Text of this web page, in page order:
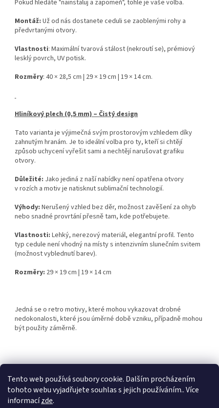
Tento web používá soubory cookie. Dalším procházením
tohoto webu vyjadřujete souhlas s jejich používáním.. Více
informacízde.
Pokud hledáte "nainstaluj a zapomeň", tohle je vaše volba.
Montáž: Už od nás dostanete ceduli se zaoblenými rohy a
předvrtanými otvory.
Vlastnosti: Maximální tvarová stálost (nekroutí se), prémiový
lesklý povrch, UV potisk.
Rozměry: 40 × 28,5 cm | 29 × 19 cm | 19 × 14 cm.
Hliníkový plech (0,5 mm) – Čistý design
Tato varianta je výjimečná svým prostorovým vzhledem díky
zahnutým hranám. Je to ideální volba pro ty, kteří si chtějí
způsob uchycení vyřešit sami a nechtějí narušovat grafiku
otvory.
Důležité: Jako jediná z naší nabídky není opatřena otvory
v rozích a motiv je natisknut sublimační technologií.
Výhody: Nerušený vzhled bez děr, možnost zavěšení za ohyb
nebo snadné provrtání přesně tam, kde potřebujete.
Vlastnosti: Lehký, nerezový materiál, elegantní profil. Tento
typ cedule není vhodný na místy s intenzivním slunečním svitem
(možnost vyblednutí barev).
Rozměry: 29 × 19 cm | 19 × 14 cm
Jedná se o retro motivy, které mohou vykazovat drobné
nedokonalosti, které jsou úměrné době vzniku, případně mohou
být použity záměrně.
Z
Retro-Darky.cz Krowki.cz